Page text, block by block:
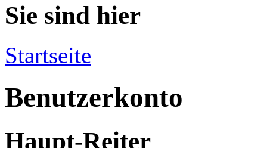
Sie sind hier
Startseite
Benutzerkonto
Haupt-Reiter